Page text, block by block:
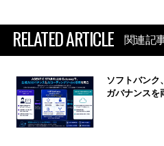
RELATED ARTICLE 関連記
ソフトバンク
ガバナンスを